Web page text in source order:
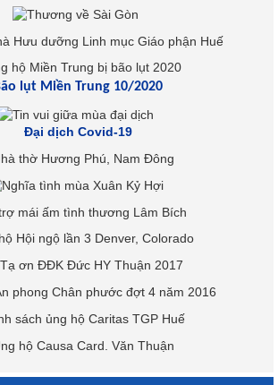
lụt Miền Trung 10/2020
Đại dịch Covid-19